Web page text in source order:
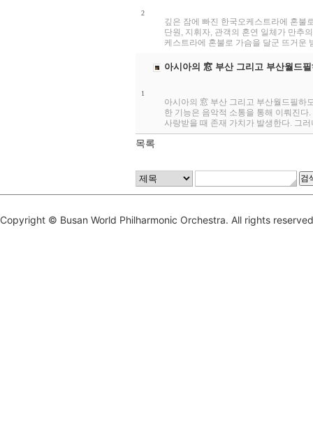
2
깊은 잠에 빠진 한국오케스트라에 혼불
단원, 지휘자, 관객의 혼연 일체가 만추
케스트라에 혼불로 가슴을 달군 뜨거운
1
아시아의 窓 부산 그리고 부산월드
아시아의 窓 부산 그리고 부산월드필하
한 기능은 음악적 소통을 통해 이뤄진
사랑받을 때 존재 가치가 발생한다. 그러
목록
Copyright © Busan World Philharmonic Orchestra. All rights